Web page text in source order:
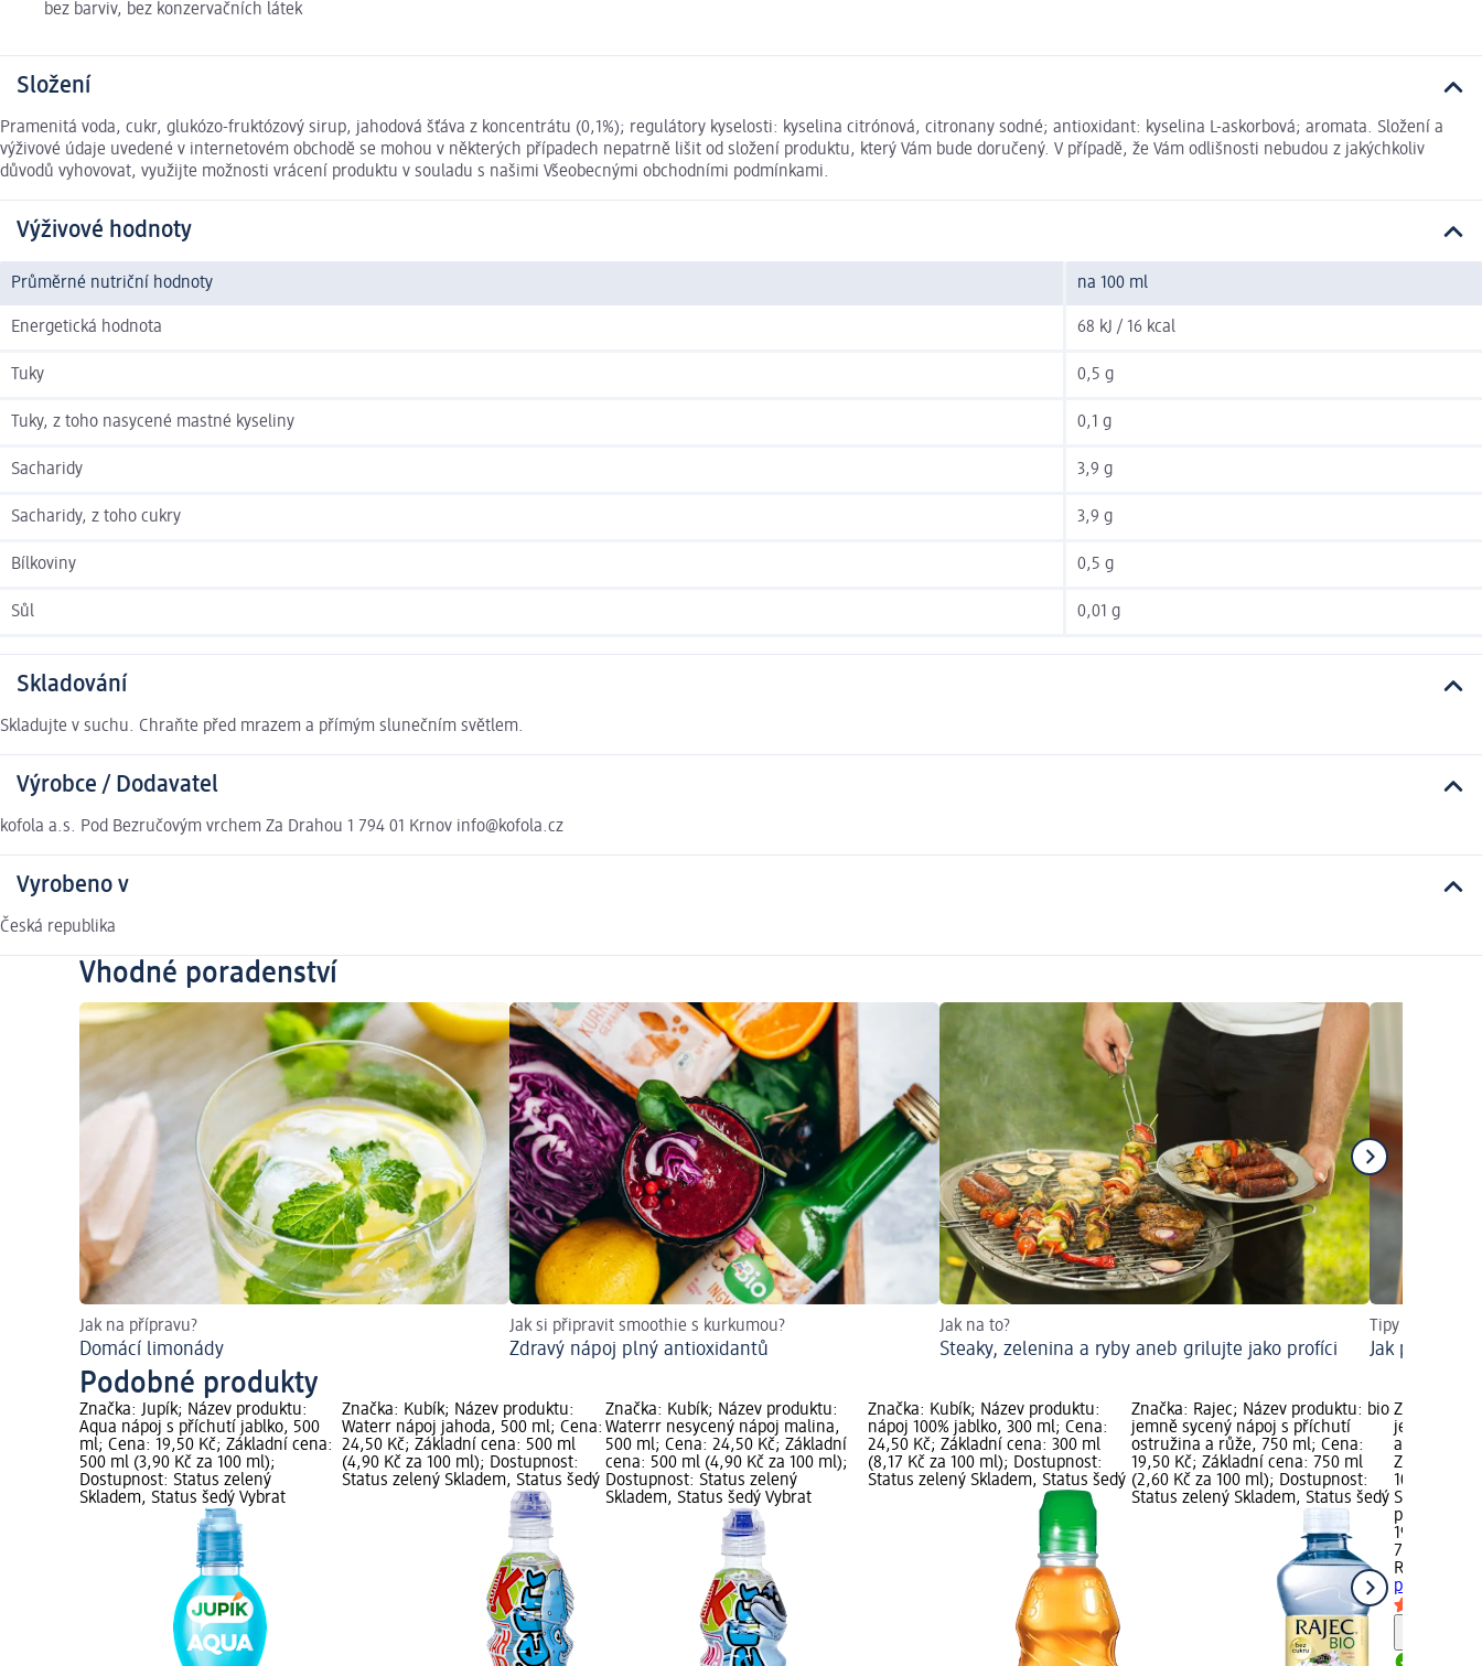
bez barviv, bez konzervačních látek
Složení
Pramenitá voda, cukr, glukózo-fruktózový sirup, jahodová šťáva z koncentrátu (0,1%); regulátory kyselosti: kyselina citrónová, citronany sodné; antioxidant: kyselina L-askorbová; aromata. Složení a
výživové údaje uvedené v internetovém obchodě se mohou v některých případech nepatrně lišit od složení produktu, který Vám bude doručený. V případě, že Vám odlišnosti nebudou z jakýchkoliv
důvodů vyhovovat, využijte možnosti vrácení produktu v souladu s našimi Všeobecnými obchodními podmínkami.
Výživové hodnoty
Průměrné nutriční hodnoty na 100 ml
Energetická hodnota 68 kJ / 16 kcal
Tuky 0,5 g
Tuky, z toho nasycené mastné kyseliny 0,1 g
Sacharidy 3,9 g
Sacharidy, z toho cukry 3,9 g
Bílkoviny 0,5 g
Sůl 0,01 g
Skladování
Skladujte v suchu. Chraňte před mrazem a přímým slunečním světlem.
Výrobce / Dodavatel
kofola a.s. Pod Bezručovým vrchem Za Drahou 1 794 01 Krnov info@kofola.cz
Vyrobeno v
Česká republika
Vhodné poradenství
Jak na přípravu?
Domácí limonády
Jak si připravit smoothie s kurkumou?
Zdravý nápoj plný antioxidantů
Jak na to?
Steaky, zelenina a ryby aneb grilujte jako profíci
Tipy na
Jak připravit
Podobné produkty
Značka: Jupík; Název produktu:
Aqua nápoj s příchutí jablko, 500
ml; Cena: 19,50 Kč; Základní cena:
500 ml (3,90 Kč za 100 ml);
Dostupnost: Status zelený
Skladem, Status šedý Vybrat
Značka: Kubík; Název produktu:
Waterr nápoj jahoda, 500 ml; Cena:
24,50 Kč; Základní cena: 500 ml
(4,90 Kč za 100 ml); Dostupnost:
Status zelený Skladem, Status šedý
Značka: Kubík; Název produktu:
Waterrr nesycený nápoj malina,
500 ml; Cena: 24,50 Kč; Základní
cena: 500 ml (4,90 Kč za 100 ml);
Dostupnost: Status zelený
Skladem, Status šedý Vybrat
Značka: Kubík; Název produktu:
nápoj 100% jablko, 300 ml; Cena:
24,50 Kč; Základní cena: 300 ml
(8,17 Kč za 100 ml); Dostupnost:
Status zelený Skladem, Status šedý
Značka: Rajec; Název produktu: bio
jemně sycený nápoj s příchutí
ostružina a růže, 750 ml; Cena:
19,50 Kč; Základní cena: 750 ml
(2,60 Kč za 100 ml); Dostupnost:
Status zelený Skladem, Status šedý
Značka:
jemně
a šípek,
Základní
100 ml);
Skladem,
prodejnu
19,50 Kč
750 ml
Rajec
příchutí